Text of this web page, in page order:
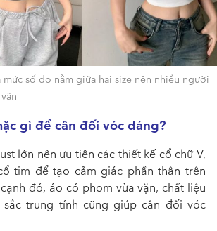
mức số đo nằm giữa hai size nên nhiều người
gì để cân đối vóc dáng?
lớn nên ưu tiên các thiết kế cổ chữ V,
tim để tạo cảm giác phần thân trên
đó, áo có phom vừa vặn, chất liệu
trung tính cũng giúp cân đối vóc